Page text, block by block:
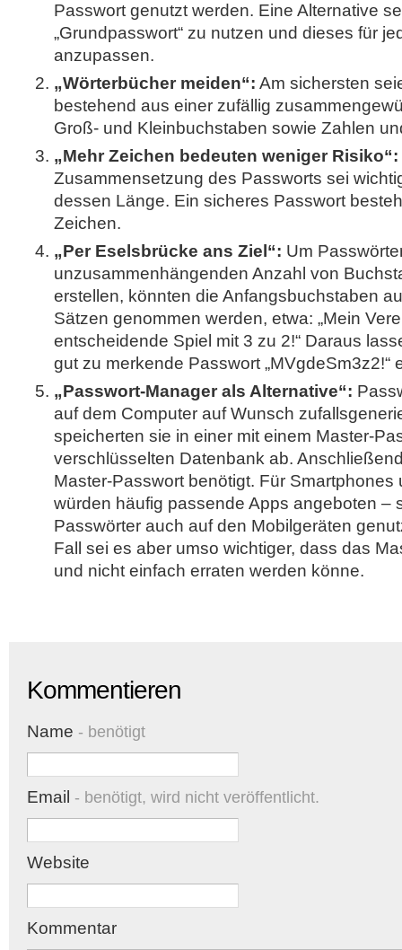
Passwort genutzt werden. Eine Alternative
„Grundpasswort“ zu nutzen und dieses für
anzupassen.
„Wörterbücher meiden“: Am sichersten
bestehend aus einer zufällig
Groß- und Kleinbuchstaben sowie Zahlen
„Mehr Zeichen bedeuten weniger Risiko“:
Zusammensetzung des Passworts sei
dessen Länge. Ein sicheres Passwort
Zeichen.
„Per Eselsbrücke ans Ziel“: Um
unzusammenhängenden Anzahl von
erstellen, könnten die Anfangsbuchstaben
Sätzen genommen werden, etwa: „Mein
entscheidende Spiel mit 3 zu 2!“ Daraus
gut zu merkende Passwort „MVgdeSm3z2!“
„Passwort-Manager als Alternative“:
auf dem Computer auf Wunsch
speicherten sie in einer mit einem Master-
verschlüsselten Datenbank ab.
Master-Passwort benötigt. Für Smartphones
würden häufig passende Apps angeboten –
Passwörter auch auf den Mobilgeräten
Fall sei es aber umso wichtiger, dass das
und nicht einfach erraten werden könne.
Kommentieren
Name - benötigt
Email - benötigt, wird nicht veröffentlicht.
Website
Kommentar